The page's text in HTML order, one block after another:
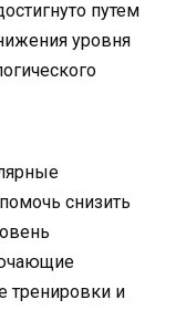
путем
уровня
снизить
тренировки и